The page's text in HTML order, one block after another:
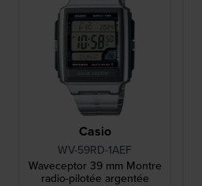
Casio
WV-59RD-1AEF
Waveceptor 39 mm Montre
radio-pilotée argentée